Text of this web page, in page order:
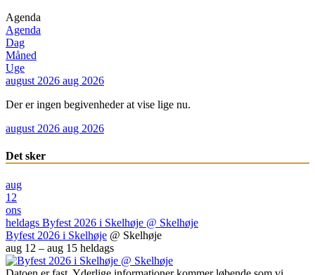
Agenda
Agenda
Dag
Måned
Uge
august 2026 aug 2026
Der er ingen begivenheder at vise lige nu.
august 2026 aug 2026
Det sker
aug
12
ons
heldags Byfest 2026 i Skelhøje @ Skelhøje
Byfest 2026 i Skelhøje @ Skelhøje
aug 12 – aug 15 heldags